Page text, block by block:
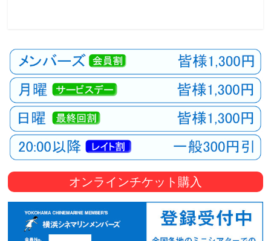
オンラインチケット購入